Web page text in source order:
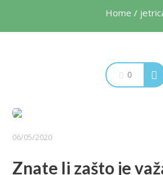
Home /
0
06/05/2020
Znate li zašto je